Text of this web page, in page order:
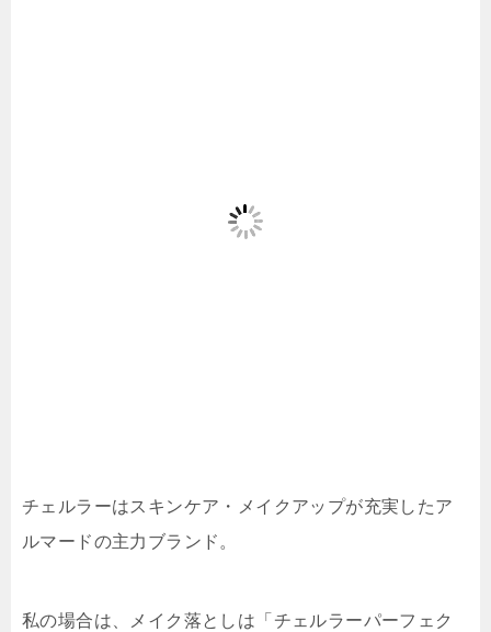
チェルラーはスキンケア・メイクアップが充実したア
ルマードの主力ブランド。
私の場合は、メイク落としは「チェルラーパーフェク